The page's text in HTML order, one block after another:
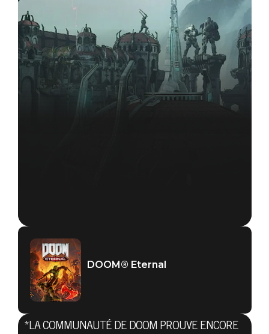
DOOM® Eternal
DOOM® Eternal
*LA COMMUNAUTÉ DE DOOM PROUVE ENCORE